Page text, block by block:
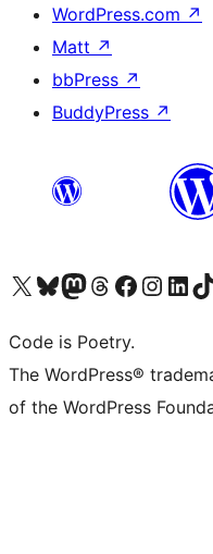
WordPress.com ↗
Matt ↗
bbPress ↗
BuddyPress ↗
Bezoek ons X (voorheen Twitter) account
Bezoek onze Bluesky account
Bezoek ons Mastodon account
Bezoek onze Threads account
Onze Facebookpagina
Bezoek onzeBezoek
Code is Poetry.
The WordPress®
of the WordPress